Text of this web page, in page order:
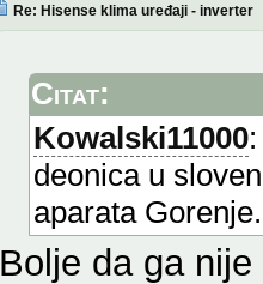
Re: Hisense klima uređaji - inverter
Citat:
Kowalski11000
deonica u
aparata Gorenje.
Bolje da ga